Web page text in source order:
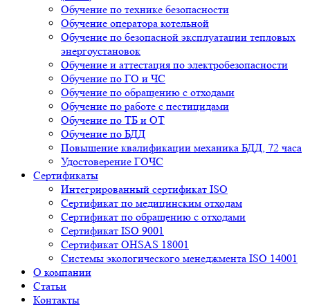
Обучение по технике безопасности
Обучение оператора котельной
Обучение по безопасной эксплуатации тепловых
энергоустановок
Обучение и аттестация по электробезопасности
Обучение по ГО и ЧС
Обучение по обращению с отходами
Обучение по работе с пестицидами
Обучение по ТБ и ОТ
Обучение по БДД
Повышение квалификации механика БДД, 72 часа
Удостоверение ГОЧС
Сертификаты
Интегрированный сертификат ISO
Cертификат по медицинским отходам
Сертификат по обращению с отходами
Сертификат ISO 9001
Сертификат OHSAS 18001
Системы экологического менеджмента ISO 14001
О компании
Cтатьи
Контакты